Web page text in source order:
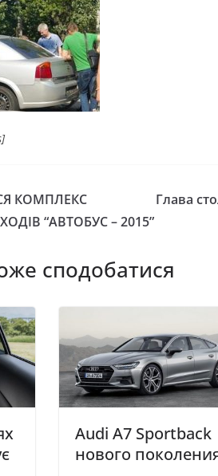
КОМПЛЕКС
“АВТОБУС – 2015”
Глава
сподобатися
Audi A7 Sportback
нового